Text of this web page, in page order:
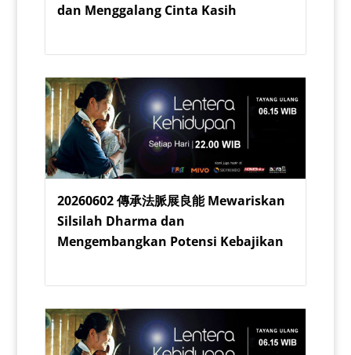
dan Menggalang Cinta Kasih
20260602 傳承法脈展良能 Mewariskan
Silsilah Dharma dan
Mengembangkan Potensi Kebajikan